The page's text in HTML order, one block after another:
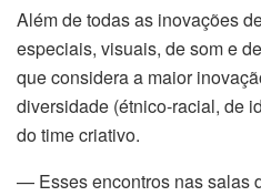
Além de todas as inovações
especiais, visuais, de som e
que considera a maior
diversidade (étnico-racial, de
do time criativo.
— Esses encontros nas salas